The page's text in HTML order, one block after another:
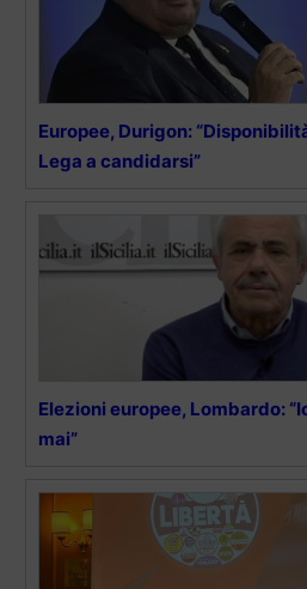
Europee, Durigon:
Lega a candidarsi”
Elezioni europee, Lombardo:
mai”